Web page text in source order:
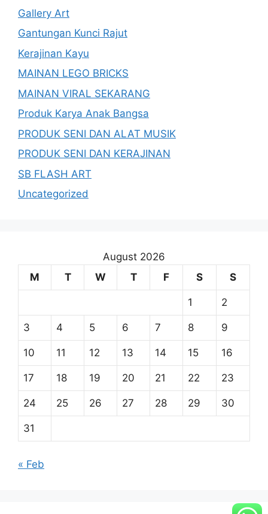
Gallery Art
Gantungan Kunci Rajut
Kerajinan Kayu
MAINAN LEGO BRICKS
MAINAN VIRAL SEKARANG
Produk Karya Anak Bangsa
PRODUK SENI DAN ALAT MUSIK
PRODUK SENI DAN KERAJINAN
SB FLASH ART
Uncategorized
August 2026
M
T W T F S S
1 2
3 4 5 6 7 8 9
10 11 12 13 14 15 16
17 18 19 20 21 22 23
24 25 26 27 28 29 30
31
« Feb